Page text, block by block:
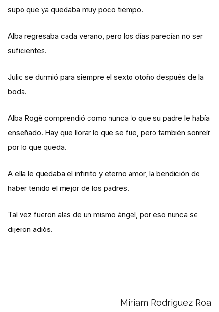
supo que ya quedaba muy poco tiempo.
Alba regresaba cada verano, pero los días parecían no ser
suficientes.
Julio se durmió para siempre el sexto otoño después de la
boda.
Alba Rogè comprendió como nunca lo que su padre le había
enseñado. Hay que llorar lo que se fue, pero también sonreír
por lo que queda.
A ella le quedaba el infinito y eterno amor, la bendición de
haber tenido el mejor de los padres.
Tal vez fueron alas de un mismo ángel, por eso nunca se
dijeron adiós.
Miriam Rodriguez Roa